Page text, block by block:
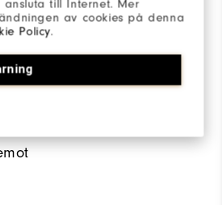
till Internet. Mer
av cookies på denna
Policy.